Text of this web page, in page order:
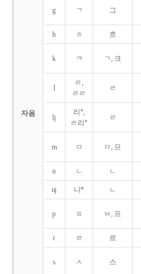
자음
g ㄱ 그
h ㅎ 흐
k ㅋ ㄱ, 크
l
ㄹ,
ㄹㄹ
ㄹ
lj
리*,
ㄹ리*
ㄹ
m ㅁ ㅁ, 므
n ㄴ ㄴ
nj 니* ㄴ
p ㅍ ㅂ, 프
r ㄹ 르
s ㅅ 스